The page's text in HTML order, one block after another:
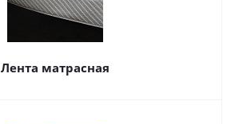
Лента матрасная